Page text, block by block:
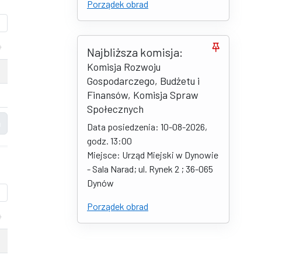
Porządek obrad
Najbliższa komisja:
Komisja Rozwoju
Gospodarczego, Budżetu i
Finansów, Komisja Spraw
Społecznych
Data posiedzenia: 10-08-2026,
godz. 13:00
Miejsce: Urząd Miejski w Dynowie
- Sala Narad; ul. Rynek 2 ; 36-065
Dynów
Porządek obrad